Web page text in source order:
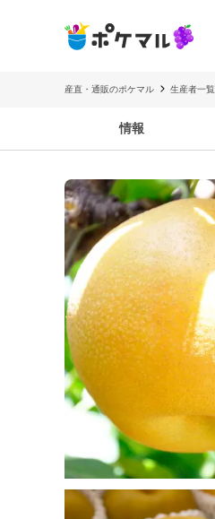
産直・通販のポケマル 生産者一覧
情報